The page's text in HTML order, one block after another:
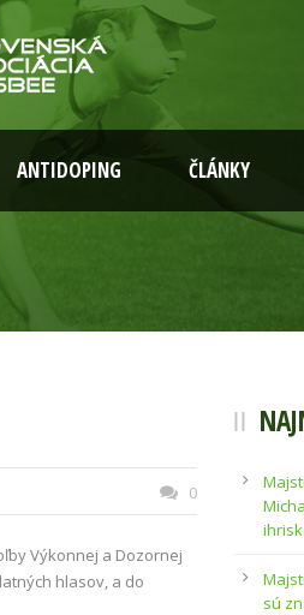
ANTIDOPING ČLÁNKY
0
Výkonnej a Dozornej
hlasov, a do
sú